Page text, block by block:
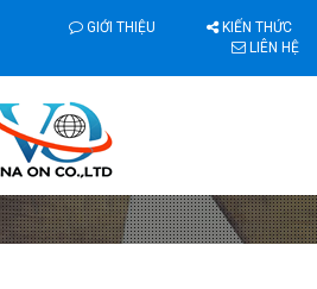
GIỚI THIỆU
KIẾN THỨC
LIÊN HỆ